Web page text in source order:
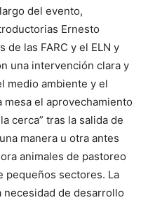
del evento,
Ernesto
de las FARC y el ELN y
una intervención clara y
medio ambiente y el
el aprovechamiento
cerca” tras la salida de
manera u otra antes
animales de pastoreo
pequeños sectores. La
necesidad de desarrollo